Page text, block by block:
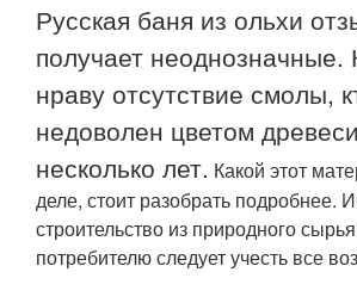
Русская баня из ольхи
получает неоднозначные.
нраву отсутствие смолы,
недоволен цветом
несколько лет. Какой этот
деле, стоит разобрать подробнее.
строительство из природного
потребителю следует учесть все